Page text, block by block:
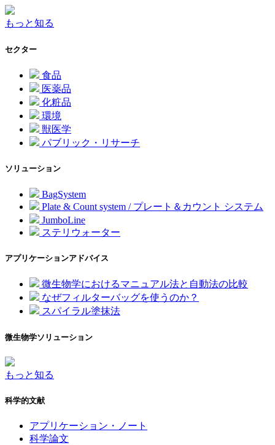
もっと知る
セクター
食品
医薬品
化粧品
環境
獣医学
パブリック・リサーチ
ソリューション
BagSystem
Plate & Count system / プレート＆カウント システム
JumboLine
ステリウォーター
アプリケーションアドバイス
微生物学におけるマニュアル法と自動法の比較
なぜフィルターバッグを使うのか？
スパイラル塗抹法
微生物学ソリューション
もっと知る
科学的文献
アプリケーション・ノート
科学論文